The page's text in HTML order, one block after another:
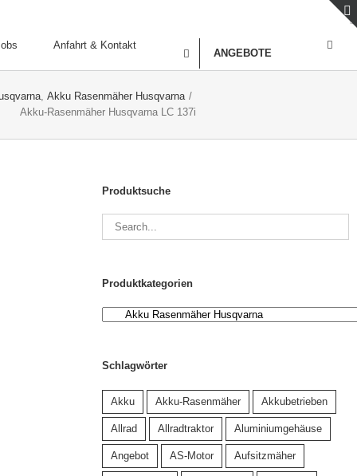
Anfahrt & Kontakt
ANGEBOTE
, Akku Rasenmäher Husqvarna /
Akku-Rasenmäher Husqvarna LC 137i
Produktsuche
Produktkategorien
Schlagwörter
Akku Akku-Rasenmäher Akkubetrieben
Allrad Allradtraktor Aluminiumgehäuse
Angebot AS-Motor Aufsitzmäher